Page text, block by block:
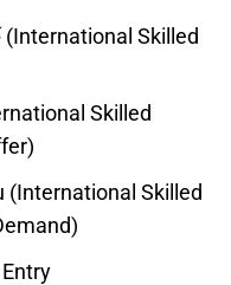
(International Skilled
Skilled
(International Skilled